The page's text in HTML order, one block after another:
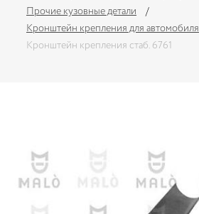
Прочие кузовные детали
Кронштейн крепления для автомобиля
Кронштейн крепления стаб. 6761